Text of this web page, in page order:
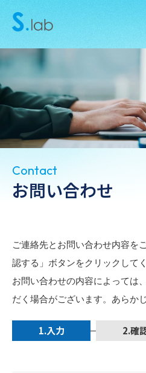
Contact
お問い合わせ
ご連絡先とお問い合わせ内容を
認する」ボタンをクリックして
お問い合わせの内容によっては
だく場合がございます。あらか
1.入力 2.確